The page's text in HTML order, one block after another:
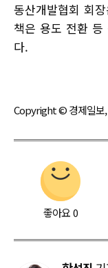
동산개발협회 회
책은 용도 전환 등
다.
Copyright © 경제일보,
좋아요0